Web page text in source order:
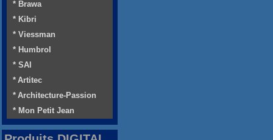
* Brawa
* Kibri
* Viessman
* Humbrol
* SAI
* Artitec
* Architecture-Passion
* Mon Petit Jean